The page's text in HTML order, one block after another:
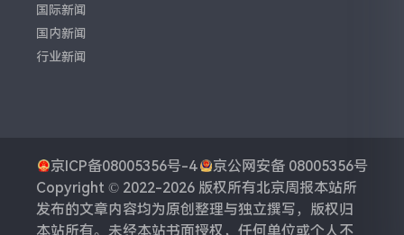
国际新闻
国内新闻
行业新闻
京ICP备08005356号-4
京公网安备 08005356号
Copyright © 2022-2026 版权所有北京周报本站所
发布的文章内容均为原创整理与独立撰写，版权归
本站所有。未经本站书面授权，任何单位或个人不